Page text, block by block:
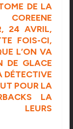
DE LA
COREENE
24 AVRIL,
FOIS-CI,
L’ON VA
DE GLACE
DÉTECTIVE
POUR LA
LA